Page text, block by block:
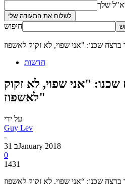
שלך
חיפוש
חדשות
"אני שפוי, לא זקוק
לאשפוז"
על ידי
Guy Lev
-
31 בJanuary 2018
0
1431